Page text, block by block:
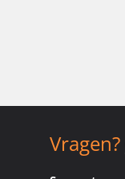
Vragen?